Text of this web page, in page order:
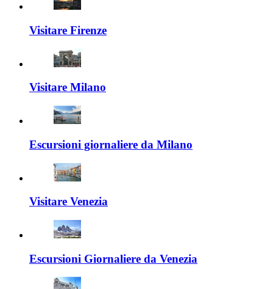
Visitare Firenze
Visitare Milano
Escursioni giornaliere da Milano
Visitare Venezia
Escursioni Giornaliere da Venezia